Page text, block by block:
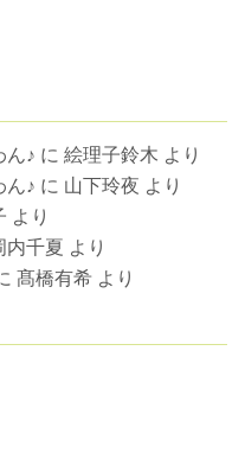
ん♪ に 絵理子鈴木 より
ん♪ に 山下玲夜 より
より
内千夏 より
髙橋有希 より